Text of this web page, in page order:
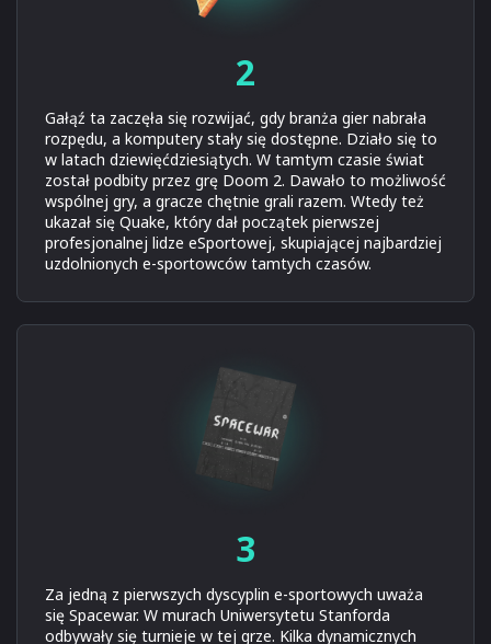
2
Gałąź ta zaczęła się rozwijać, gdy branża gier nabrała
rozpędu, a komputery stały się dostępne. Działo się to
w latach dziewięćdziesiątych. W tamtym czasie świat
został podbity przez grę Doom 2. Dawało to możliwość
wspólnej gry, a gracze chętnie grali razem. Wtedy też
ukazał się Quake, który dał początek pierwszej
profesjonalnej lidze eSportowej, skupiającej najbardziej
uzdolnionych e-sportowców tamtych czasów.
3
Za jedną z pierwszych dyscyplin e-sportowych uważa
się Spacewar. W murach Uniwersytetu Stanforda
odbywały się turnieje w tej grze. Kilka dynamicznych